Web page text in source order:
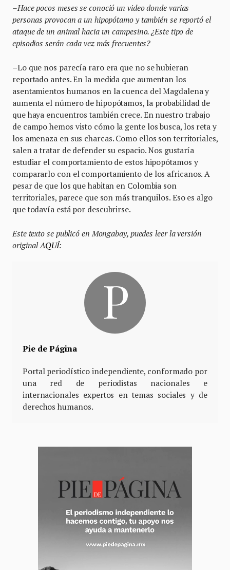
–Hace pocos meses se conoció un video donde varias
personas provocan a un hipopótamo y también se reportó el
ataque de un animal hacia un campesino. ¿Este tipo de
episodios serán cada vez más frecuentes?
–Lo que nos parecía raro era que no se hubieran
reportado antes. En la medida que aumentan los
asentamientos humanos en la cuenca del Magdalena y
aumenta el número de hipopótamos, la probabilidad de
que haya encuentros también crece. En nuestro trabajo
de campo hemos visto cómo la gente los busca, los reta y
los amenaza en sus charcas. Como ellos son territoriales,
salen a tratar de defender su espacio. Nos gustaría
estudiar el comportamiento de estos hipopótamos y
compararlo con el comportamiento de los africanos. A
pesar de que los que habitan en Colombia son
territoriales, parece que son más tranquilos. Eso es algo
que todavía está por descubrirse.
Este texto se publicó en Mongabay, puedes leer la versión
originalAQUÍ:
Pie de Página
Portal periodístico independiente, conformado por
una red de periodistas nacionales e
internacionales expertos en temas sociales y de
derechos humanos.